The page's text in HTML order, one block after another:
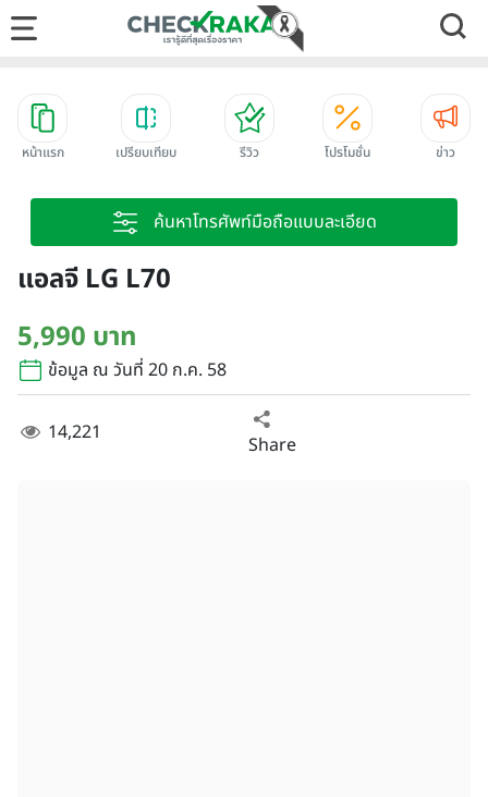
หน้าแรก เปรียบเทียบ รีวิว โปรโมชั่น ข่าว
ค้นหาโทรศัพท์มือถือแบบละเอียด
แอลจี LG L70
5,990 บาท
ข้อมูล ณ วันที่ 20 ก.ค. 58
14,221 Share